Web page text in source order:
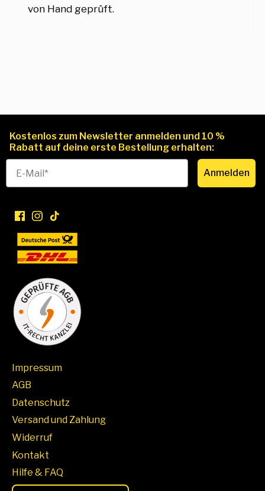
von Hand geprüft.
Kostenlos zum Newsletter anmelden und 10 %
Rabatt auf deine erste Bestellung erhalten:
Anmelden
Impressum
AGB
Datenschutz
Versand und Zahlung
Widerruf
Kontakt
Hilfe & FAQ